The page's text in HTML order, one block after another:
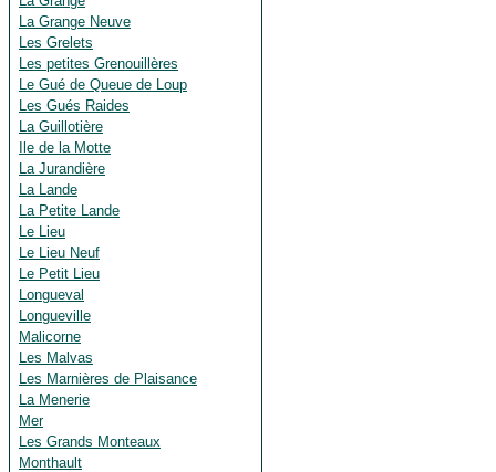
La Grange Neuve
Les Grelets
Les petites Grenouillères
Le Gué de Queue de Loup
Les Gués Raides
La Guillotière
Ile de la Motte
La Jurandière
La Lande
La Petite Lande
Le Lieu
Le Lieu Neuf
Le Petit Lieu
Longueval
Longueville
Malicorne
Les Malvas
Les Marnières de Plaisance
La Menerie
Mer
Les Grands Monteaux
Monthault